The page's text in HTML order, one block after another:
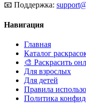
📧 Поддержка:
Навигация
Главная
Каталог
🎨 Раскрасить
Для взрослых
Для детей
Правила
Политика